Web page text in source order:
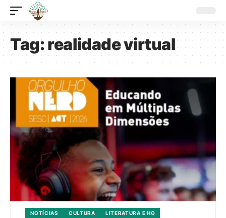
Tag:realidade virtual
NOTÍCIAS CULTURA LITERATURA E HQ